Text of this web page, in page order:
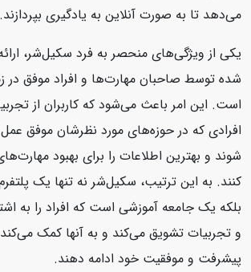
می‌دهد تا به صورت آنلاین به یادگیری بپردازند.
یکی از ویژگی‌های منحصر به فرد سکیل‌شر،
شده توسط صاحبان مهارت‌ها و افراد موفق در
است. این امر باعث می‌شود که کاربران از
افرادی که در حوزه‌های مورد نظرشان موفق عمل
شوند و بهترین اطلاعات را برای بهبود
کنند. به این ترتیب، سکیل‌شر نه تنها یک
بلکه یک جامعه آموزشی است که افراد را به
و تجربیات تشویق می‌کند و به آنها کمک می‌کند
پیشرفت و موفقیت خود ادامه دهند.